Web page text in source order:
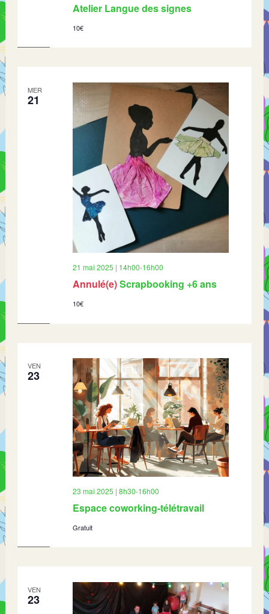
Atelier Langue des signes
10€
MER
21
Annulé(e)Scrapbooking +6 ans
21 mai 2025 | 14h00-16h00
10€
VEN
23
Espace coworking-télétravail
23 mai 2025 | 8h30-16h00
Gratuit
VEN
23